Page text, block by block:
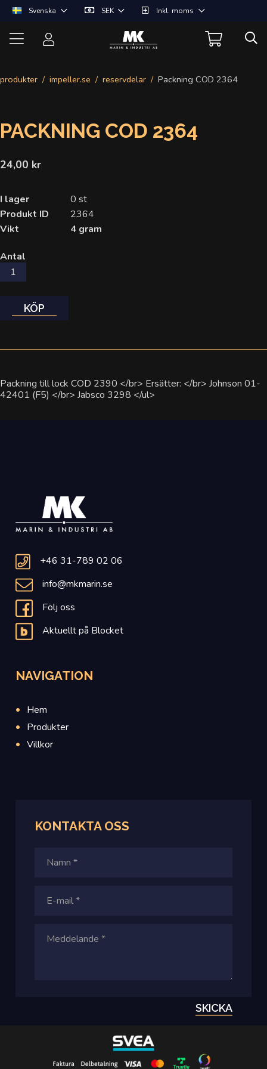
Svenska SEK Inkl. moms
produkter impeller.se reservdelar Packning COD 2364
PACKNING COD 2364
24,00 kr
I lager
0 st
Produkt ID
2364
Vikt
4 gram
Antal
KÖP
Packning till lock COD 2390 </br> Ersätter: </br> Johnson 01-
42401 (F5) </br> Jabsco 3298 </ul>
+46 31-789 02 06
info@mkmarin.se
Följ oss
Aktuellt på Blocket
NAVIGATION
Hem
Produkter
Villkor
KONTAKTAOSS
SKICKA